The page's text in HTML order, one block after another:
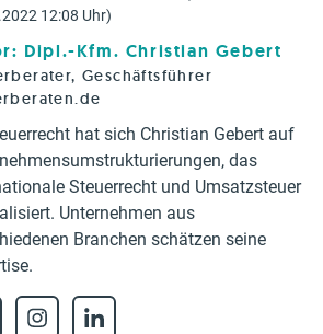
12:08 Uhr)
Dipl.-Kfm. Christian Gebert
Geschäftsführer
hat sich Christian Gebert auf
das
Steuerrecht und Umsatzsteuer
Unternehmen aus
Branchen schätzen seine